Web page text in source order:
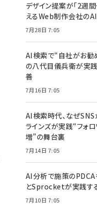
デザイン提案が「2週
えるWeb制作会社の
7月28日 7:05
AI検索で“自社がお勧
の八代目儀兵衛が実
善
7月16日 7:05
AI検索時代、なぜSNS
ラインズが実践“フォ
増”の舞台裏
7月14日 7:05
AI分析で施策の
とSprocketが実践す
7月10日 7:05